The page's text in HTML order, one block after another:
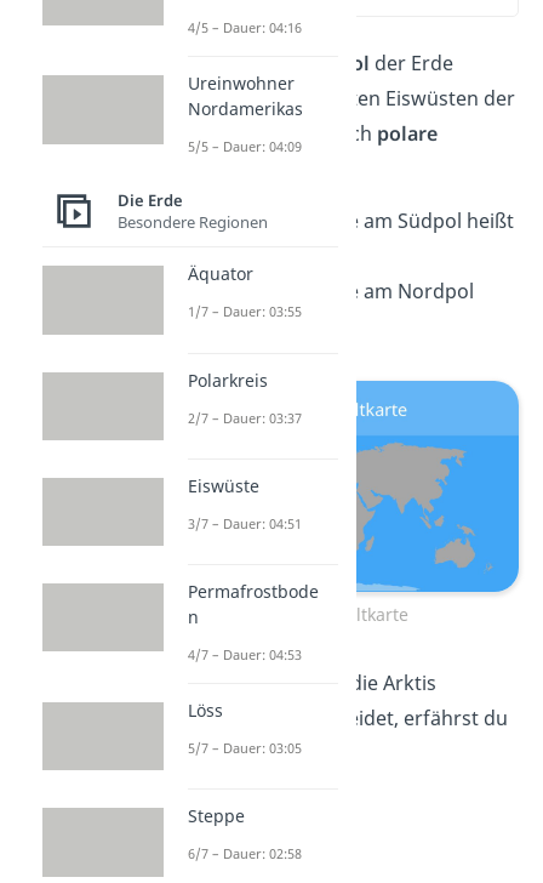
Südpol der Erde
befinden sich die größten Eiswüsten der
Erde. Du nennst sie auch polare
Die polare Eiswüste am Südpol heißt
Die polare Eiswüste am Nordpol
heißt
Eiswüste Weltkarte
Was die Antarktis und die Arktis
voneinander unterscheidet, erfährst du
jetzt!
4/5 – Dauer: 04:16
Ureinwohner
Nordamerikas
5/5 – Dauer: 04:09
Die Erde
Besondere Regionen
Äquator
1/7 – Dauer: 03:55
Polarkreis
2/7 – Dauer: 03:37
Eiswüste
3/7 – Dauer: 04:51
Permafrostbode
n
4/7 – Dauer: 04:53
Löss
5/7 – Dauer: 03:05
Steppe
6/7 – Dauer: 02:58